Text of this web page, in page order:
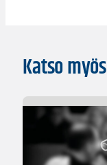
Katso myös